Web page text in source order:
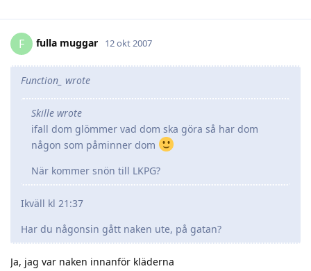
F fulla muggar 12 okt 2007
Function_ wrote
Skille wrote
ifall dom glömmer vad dom ska göra så har dom
någon som påminner dom
När kommer snön till LKPG?
Ikväll kl 21:37
Har du någonsin gått naken ute, på gatan?
Ja, jag var naken innanför kläderna